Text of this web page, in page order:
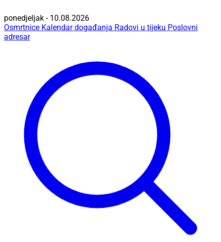
ponedjeljak - 10.08.2026
Osmrtnice Kalendar događanja Radovi u tijeku Poslovni
adresar